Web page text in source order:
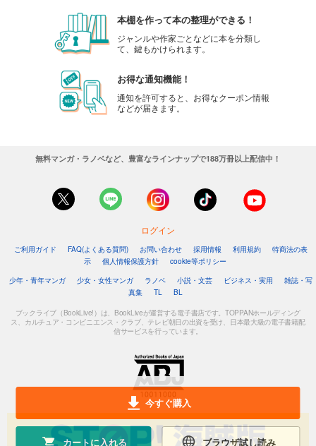
自分は相手の視点を押し付けてない？
命令調は選択の余地がないので
自分の立場や状況が尊重されていないと感じる
→お願い調にする
・間違いを指摘せず、
原因分析をせず
⑩他人の課題を背負ってはいけない
課題の分離について
今すぐ購入
カートに入れる ブラウザ試し読み
本棚を作って本の整理ができる！
ジャンルや作家ごとなどに本を分類し
て、鍵もかけられます。
お得な通知機能！
通知を許可すると、お得なクーポン情報
などが届きます。
無料マンガ・ラノベなど、豊富なラインナップで188万冊以上配信中！
ログイン
ご利用ガイド FAQ(よくある質問) お問い合わせ 採用情報 利用規約
特商法の表
示
個人情報保護方針
cookie等ポリシー
少年・青年マンガ
少女・女性マンガ ラノベ 小説・文芸 ビジネス・実用
雑誌・写
真集
TL BL
ブックライブ（BookLive!）は、BookLiveが運営する電子書店です。TOPPANホールディング
ス、カルチュア・コンビニエンス・クラブ、テレビ朝日の出資を受け、日本最大級の電子書籍配
信サービスを行っています。